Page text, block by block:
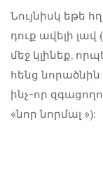
Նույնիսկ եթե
դուք ավելի
մեջ կլինեք,
հենց նորածնին
ինչ-որ
«նոր նորմալ »):